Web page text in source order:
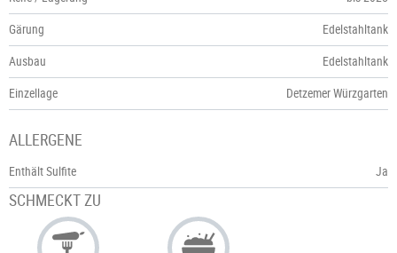
Gärung
Edelstahltank
Ausbau
Edelstahltank
Einzellage
Detzemer Würzgarten
ALLERGENE
Enthält Sulfite Ja
SCHMECKT ZU